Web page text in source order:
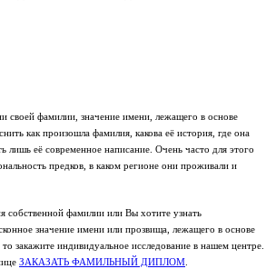
своей фамилии, значение имени, лежащего в основе
как произошла фамилия, какова её история, где она
лишь её современное написание. Очень часто для этого
предков, в каком регионе они проживали и
собственной фамилии или Вы хотите узнать
значение имени или прозвища, лежащего в основе
закажите индивидуальное исследование в нашем центре.
ЗАКАЗАТЬ ФАМИЛЬНЫЙ ДИПЛОМ